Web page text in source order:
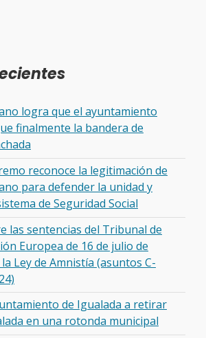
logra que el ayuntamiento
finalmente la bandera de
reconoce la legitimación de
para defender la unidad y
de Seguridad Social
las sentencias del Tribunal de
Europea de 16 de julio de
Ley de Amnistía (asuntos C-
de Igualada a retirar
en una rotonda municipal